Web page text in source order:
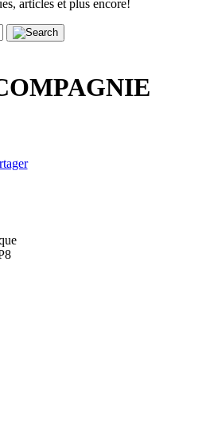
articles et plus encore!